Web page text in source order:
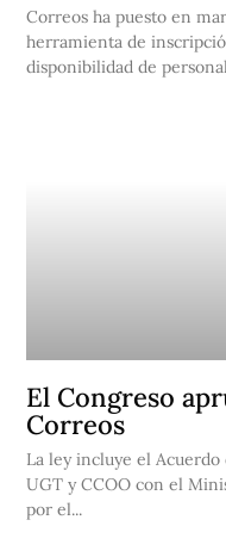
Correos ha puesto en
herramienta de
disponibilidad de
El Congreso
Correos
La ley incluye el
UGT y CCOO con el
por el...